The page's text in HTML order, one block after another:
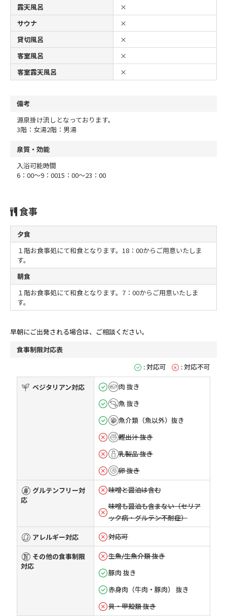
露天風呂
×
サウナ
×
貸切風呂
×
客室風呂
×
客室露天風呂
×
備考
源泉掛け流しとなっております。
3階：女湯2階：男湯
泉質・効能
入浴可能時間
6：00～9：0015：00～23：00
食事
夕食
１階お食事処にて和食となります。18：00からご用意いたしま
す。
朝食
１階お食事処にて和食となります。7：00からご用意いたしま
す。
早朝にご出発される場合は、ご相談ください。
食事制限対応表
: 対応可
: 対応不可
ベジタリアン対応
肉 抜き
魚 抜き
魚介類（魚以外）抜き
鰹出汁 抜き
乳製品 抜き
卵 抜き
グルテンフリー対
応
味噌と醤油は含む
味噌も醤油も含まない（セリア
ック病・グルテン不耐症）
アレルギー対応
対応可
その他の食事制限
対応
生魚/生魚介類 抜き
豚肉 抜き
赤身肉（牛肉・豚肉） 抜き
貝・甲殻類 抜き